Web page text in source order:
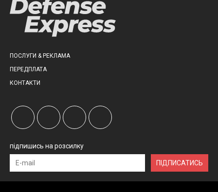
ПОСЛУГИ & РЕКЛАМА
ПЕРЕДПЛАТА
КОНТАКТИ
підпишись на розсилку
ПІДПИСАТИСЬ